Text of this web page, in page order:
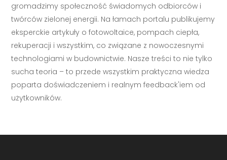
gromadzimy społeczność świadomych odbiorców i
twórców zielonej energii. Na łamach portalu publikujemy
eksperckie artykuły o fotowoltaice, pompach ciepła,
rekuperacji i wszystkim, co związane z nowoczesnymi
technologiami w budownictwie. Nasze treści to nie tylko
sucha teoria – to przede wszystkim praktyczna wiedza
poparta doświadczeniem i realnym feedback'iem od
użytkowników.